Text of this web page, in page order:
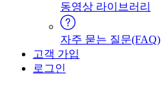
동영상 라이브러리
자주 묻는 질문(FAQ)
고객 가입
로그인